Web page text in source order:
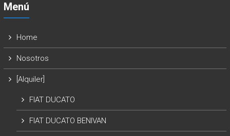
Menú
Home
Nosotros
[Alquiler]
FIAT DUCATO
FIAT DUCATO BENIVAN